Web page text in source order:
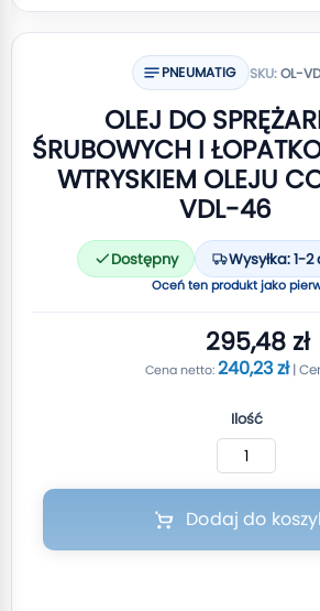
PNEUMATIG SKU:OL-
OLEJ DO
ŚRUBOWYCH I
WTRYSKIEM OLEJU
VDL-46
Dostępny Wysyłka: 1-
Oceń ten produkt jako
295,48 zł
240,23 zł
Ilość
Dodaj do